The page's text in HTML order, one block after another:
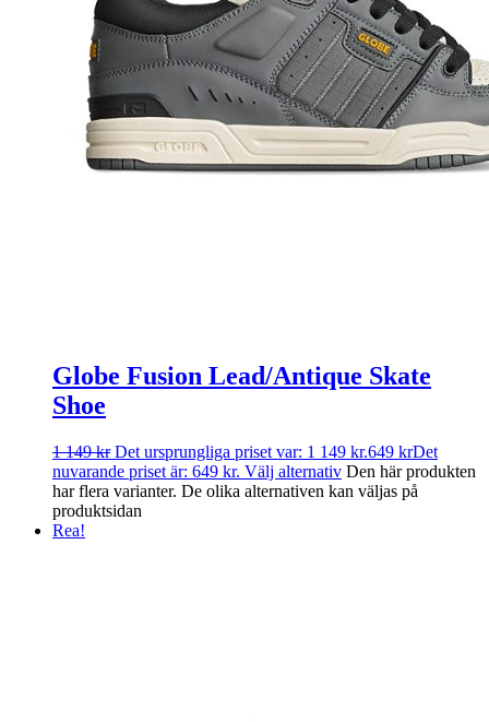
Globe Fusion Lead/Antique Skate
Shoe
1 149kr Det ursprungliga priset var: 1 149 kr.649 krDet
nuvarande priset är: 649 kr. Välj alternativ Den här produkten
har flera varianter. De olika alternativen kan väljas på
produktsidan
Rea!